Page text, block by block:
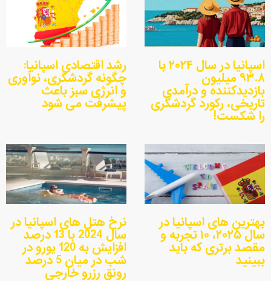
اسپانیا در سال ۲۰۲۴ با
۹۳.۸ میلیون
بازدیدکننده و درآمدی
تاریخی، رکورد گردشگری
را شکست!
رشد اقتصادی اسپانیا:
چگونه گردشگری، نوآوری
و انرژی سبز باعث
پیشرفت می شود
بهترین های اسپانیا در
سال ۲۰۲۵، ۱۰ تجربه و
مقصد برتری که باید
ببینید
نرخ هتل های اسپانیا در
سال 2024 با 13 درصد
افزایش به 120 یورو در
شب در میان 5 درصد
رونق رزرو خارجی